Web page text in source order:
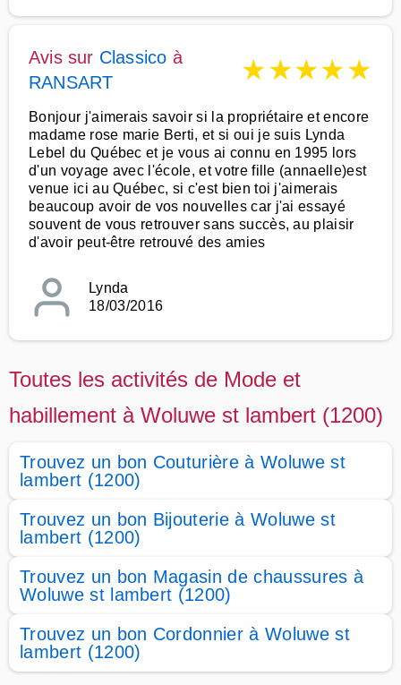
Avis sur Classico à
RANSART
★★★★★
Bonjour j'aimerais savoir si la propriétaire et encore
madame rose marie Berti, et si oui je suis Lynda
Lebel du Québec et je vous ai connu en 1995 lors
d'un voyage avec l'école, et votre fille (annaelle)est
venue ici au Québec, si c'est bien toi j'aimerais
beaucoup avoir de vos nouvelles car j'ai essayé
souvent de vous retrouver sans succès, au plaisir
d'avoir peut-être retrouvé des amies
Lynda
18/03/2016
Toutes les activités de Mode et
habillement à Woluwe st lambert (1200)
Trouvez un bon Couturière à Woluwe st
lambert (1200)
Trouvez un bon Bijouterie à Woluwe st
lambert (1200)
Trouvez un bon Magasin de chaussures à
Woluwe st lambert (1200)
Trouvez un bon Cordonnier à Woluwe st
lambert (1200)